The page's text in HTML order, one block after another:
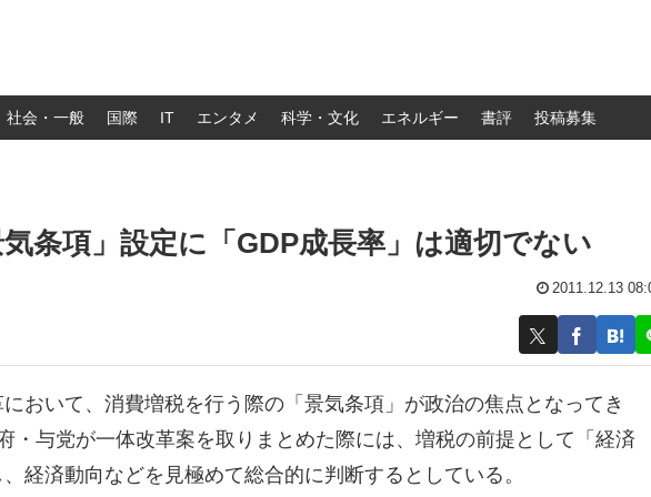
社会・一般 国際 IT エンタメ 科学・文化 エネルギー 書評 投稿募集
条項」設定に「GDP成長率」は適切でない
2011.12.13
おいて、消費増税を行う際の「景気条項」が政治の焦点となってき
・与党が一体改革案を取りまとめた際には、増税の前提として「経済
経済動向などを見極めて総合的に判断するとしている。